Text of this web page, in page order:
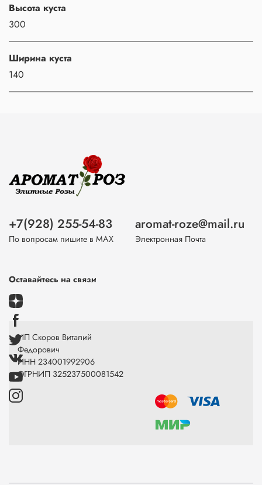
Высота куста
300
Ширина куста
140
+7(928) 255-54-83
По вопросам пишите в МАХ
aromat-roze@mail.ru
Электронная Почта
Оставайтесь на связи
ИП Скоров Виталий
Федорович
ИНН 234001992906
ОГРНИП 325237500081542